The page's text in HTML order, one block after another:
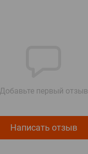
Добавьте первый отзыв
Написать отзыв